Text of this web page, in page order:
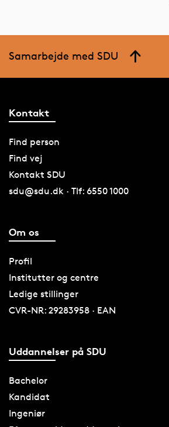
Samarbejde med SDU
Kontakt
Find person
Find vej
Kontakt SDU
sdu@sdu.dk · Tlf: 6550 1000
Om os
Profil
Institutter og centre
Ledige stillinger
CVR-NR: 29283958 · EAN
Uddannelser på SDU
Bachelor
Kandidat
Ingeniør